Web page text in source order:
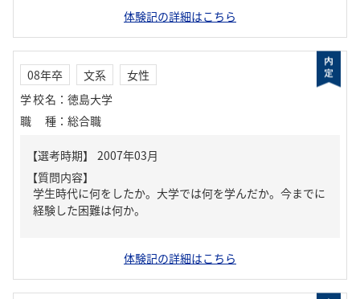
体験記の詳細はこちら
08年卒 文系
女性
学校名 ： 徳島大学
職種 ： 総合職
【質問内容】
学生時代に何をしたか。大学では何を学んだか。今までに
経験した困難は何か。
体験記の詳細はこちら